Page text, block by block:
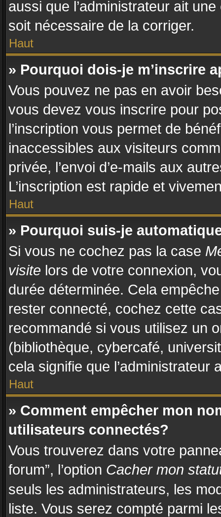
aussi que l’administrateur ait
soit nécessaire de la corriger.
Haut
» Pourquoi dois-je m’inscrire
Vous pouvez ne pas en avoir
vous devez vous inscrire pour
l’inscription vous permet de
inaccessibles aux visiteurs
privée, l’envoi d’e-mails aux
L’inscription est rapide et
Haut
» Pourquoi suis-je
Si vous ne cochez pas la case
visite lors de votre connexion,
durée déterminée. Cela
rester connecté, cochez cette
recommandé si vous utilisez un
(bibliothèque, cybercafé,
cela signifie que l’administrateur
Haut
» Comment empêcher mon
utilisateurs connectés?
Vous trouverez dans votre
forum”, l’option Cacher mon
seuls les administrateurs, les
liste. Vous serez compté parmi